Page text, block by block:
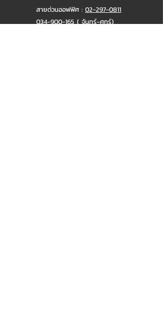
สายด่วนออฟฟิศ : 02-297-0811
034-900-165( จันทร์-ศุกร์)